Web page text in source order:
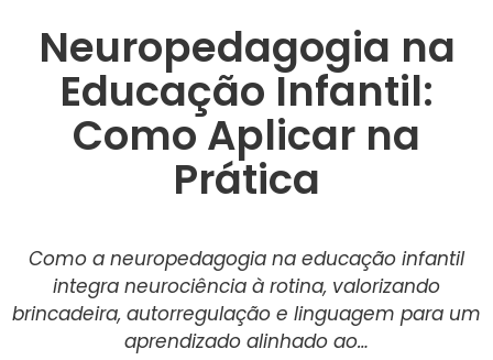
Neuropedagogia na
Educação Infantil:
Como Aplicar na
Prática
Como a neuropedagogia na educação infantil
integra neurociência à rotina, valorizando
brincadeira, autorregulação e linguagem para um
aprendizado alinhado ao…